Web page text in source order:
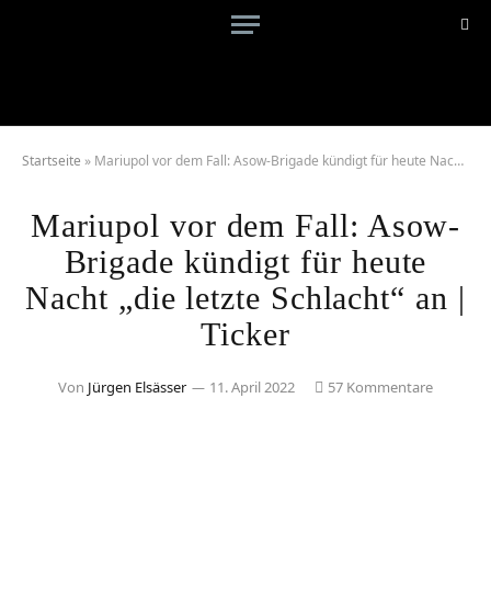
Startseite » Mariupol vor dem Fall: Asow-Brigade kündigt für heute Nacht „die letzte Schlacht“ an | Ticker
Mariupol vor dem Fall: Asow-
Brigade kündigt für heute
Nacht „die letzte Schlacht“ an |
Ticker
Von Jürgen Elsässer 11. April 2022 57 Kommentare